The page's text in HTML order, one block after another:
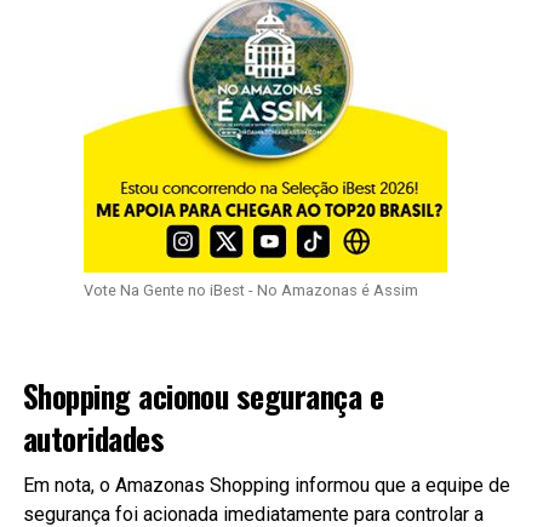
Vote Na Gente no iBest - No Amazonas é Assim
Shopping acionou segurança e
autoridades
Em nota, o Amazonas Shopping informou que a equipe de
segurança foi acionada imediatamente para controlar a